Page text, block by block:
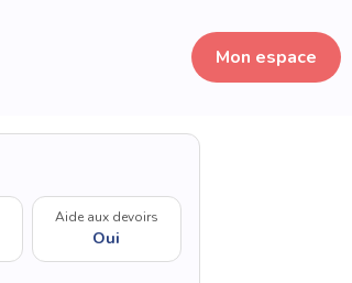
Mon espace
Aide aux devoirs
Oui